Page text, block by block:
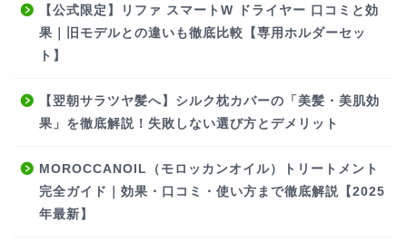
【公式限定】リファ スマートW ドライヤー 口コミと効
果｜旧モデルとの違いも徹底比較【専用ホルダーセッ
ト】
【翌朝サラツヤ髪へ】シルク枕カバーの「美髪・美肌効
果」を徹底解説！失敗しない選び方とデメリット
MOROCCANOIL（モロッカンオイル）トリートメント
完全ガイド｜効果・口コミ・使い方まで徹底解説【2025
年最新】